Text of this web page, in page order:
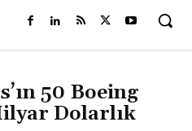
50 Boeing
Dolarlık